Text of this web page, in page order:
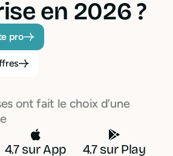
en 2026 ?
pro
ont fait le choix d’une
4.7 sur App
4.7 sur Play